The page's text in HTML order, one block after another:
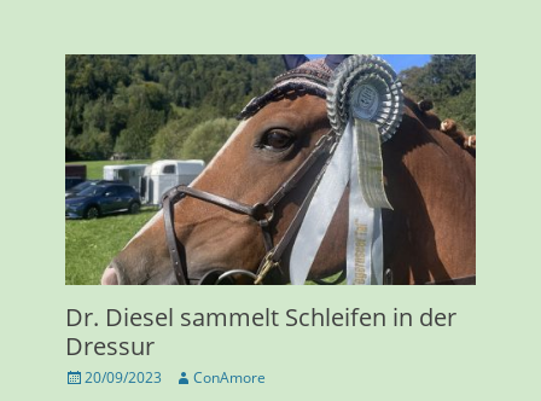
Dr. Diesel sammelt Schleifen in der
Dressur
Veröffentlicht
20/09/2023 AutorConAmore